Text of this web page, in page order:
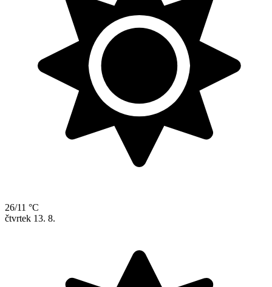
26/11 °C
čtvrtek 13. 8.